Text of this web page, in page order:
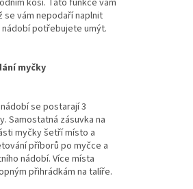
koši. Tato funkce vám
se vám nepodaří naplnit
potřebujete umýt.
myčky
se postarají 3
Samostatná zásuvka na
myčky šetří místo a
příborů po myčce a
nádobí. Více místa
přihrádkám na talíře.